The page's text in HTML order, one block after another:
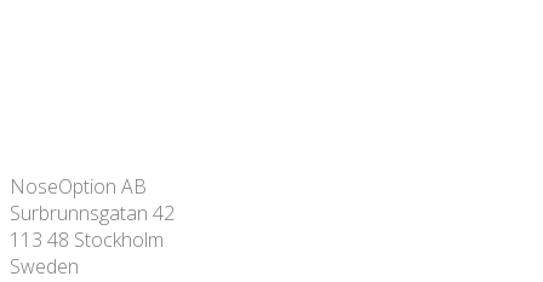
NoseOption AB
Surbrunnsgatan 42
113 48 Stockholm
Sweden